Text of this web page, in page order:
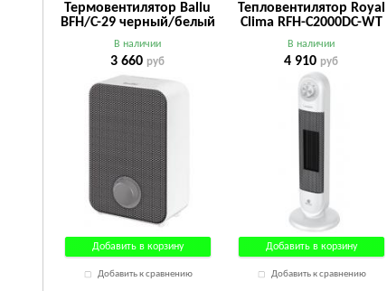
Термовентилятор Ballu
BFH/C-29 черный/белый
В наличии
3 660 руб
Добавить в корзину
Добавить к сравнению
Тепловентилятор Royal
Clima RFH-C2000DC-WT
белый
В наличии
4 910 руб
Добавить в корзину
Добавить к сравнению